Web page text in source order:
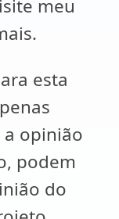
meu
esta
opinião
podem
do